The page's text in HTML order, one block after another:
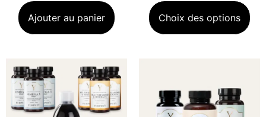
Ajouter au panier Choix des options